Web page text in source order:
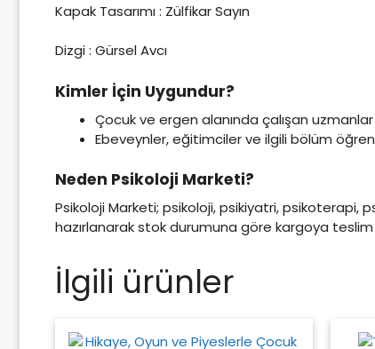
Kapak Tasarımı : Zülfikar Sayın
Dizgi : Gürsel Avcı
Kimler İçin Uygundur?
Çocuk ve ergen alanında çalışan uzmanlar
Ebeveynler, eğitimciler ve ilgili bölüm
Neden Psikoloji Marketi?
Psikoloji Marketi; psikoloji, psikiyatri, psikoterapi,
hazırlanarak stok durumuna göre kargoya teslim
İlgili ürünler